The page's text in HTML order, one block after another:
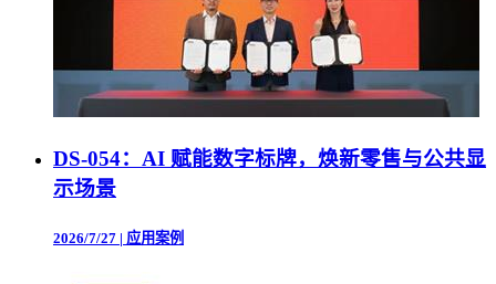
DS-054：AI 赋能数字标牌，焕新零售与公共显
示场景
2026/7/27 | 应用案例